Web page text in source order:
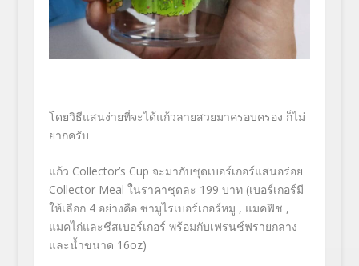
โดยวิธีแสนง่ายที่จะได้แก้วลายสวยมาครอบครอง ก็ไม่
ยากครับ
แก้ว Collector’s Cup จะมากับชุดเบอร์เกอร์แสนอร่อย
Collector Meal ในราคาชุดละ 199 บาท (เบอร์เกอร์มี
ให้เลือก 4 อย่างคือ ซามูไรเบอร์เกอร์หมู , แมคฟิช ,
แมคไก่และชีสเบอร์เกอร์ พร้อมกับเฟรนช์ฟรายกลาง
และน้ำขนาด 16oz)